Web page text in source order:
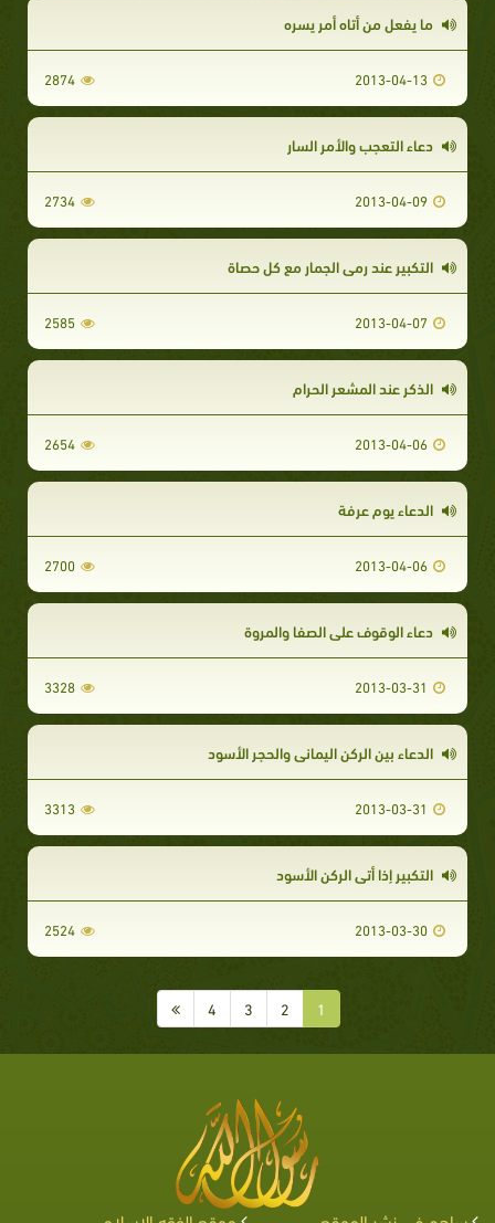
ما يفعل من أتاه أمر يسره
2013-04-13
2874
دعاء التعجب والأمر السار
2013-04-09
2734
التكبير عند رمي الجمار مع كل حصاة
2013-04-07
2585
الذكر عند المشعر الحرام
2013-04-06
2654
الدعاء يوم عرفة
2013-04-06
2700
دعاء الوقوف على الصفا والمروة
2013-03-31
3328
الدعاء بين الركن اليماني والحجر الأسود
2013-03-31
3313
التكبير إذا أتى الركن الأسود
2013-03-30
2524
1
2
3
4